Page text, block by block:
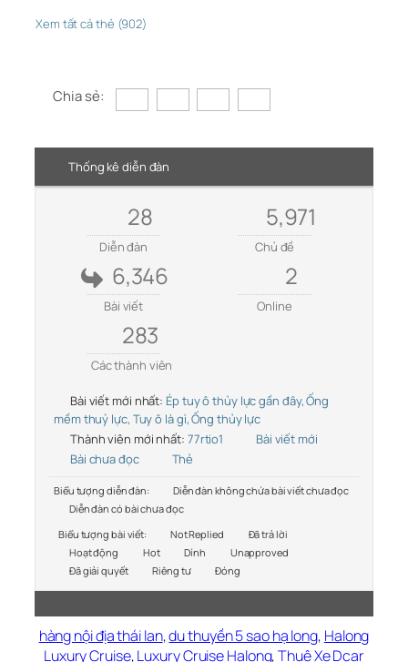
Xem tất cả thẻ (902)
Chia sẻ:
Thống kê diễn đàn
28
Diễn đàn
5,971
Chủ đề
6,346
Bài viết
2
Online
283
Các thành viên
Bài viết mới nhất: Ép tuy ô thủy lực gần đây, Ống
mềm thuỷ lực, Tuy ô là gì, Ống thủy lực
Thành viên mới nhất: 77rtio1
Bài viết mới
Bài chưa đọc
Thẻ
Biểu tượng diễn đàn:
Diễn đàn không chứa bài viết chưa đọc
Diễn đàn có bài chưa đọc
Biểu tượng bài viết:
Not Replied
Đã trả lời
Hoạt động
Hot Dính
Unapproved
Đã giải quyết
Riêng tư Đóng
hàng nội địa thái lan,du thuyền 5 sao hạ long, Halong
Luxury Cruise,Luxury Cruise Halong,Thuê Xe Dcar